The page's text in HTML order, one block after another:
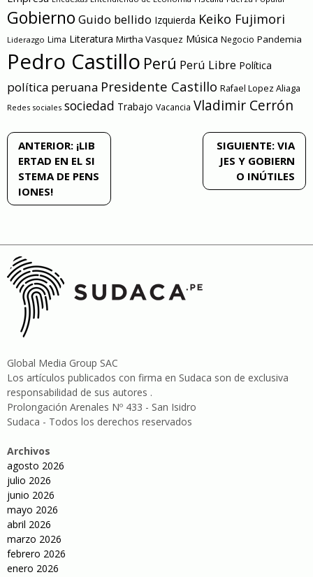
Gobierno Guido bellido Izquierda Keiko Fujimori
Liderazgo Lima Literatura Mirtha Vasquez Música Negocio Pandemia
Pedro Castillo Perú Perú Libre Política
política peruana Presidente Castillo Rafael Lopez Aliaga
Redes sociales sociedad Trabajo Vacancia Vladimir Cerrón
Navegación
de
entradas
ANTERIOR: ¡LIB
ERTAD EN EL SI
STEMA DE PENS
IONES!
SIGUIENTE: VIA
JES Y GOBIERN
O INÚTILES
Global Media Group SAC
Los artículos publicados con firma en Sudaca son de exclusiva
responsabilidad de sus autores .
Prolongación Arenales Nº 433 - San Isidro
Sudaca - Todos los derechos reservados
Archivos
agosto 2026
julio 2026
junio 2026
mayo 2026
abril 2026
marzo 2026
febrero 2026
enero 2026